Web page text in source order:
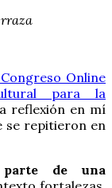
Online
para la
reflexión en mí
se repitieron en
parte de una